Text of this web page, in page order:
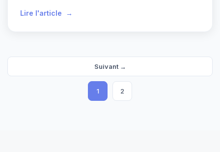
Lire l'article
1 2
Suivant →